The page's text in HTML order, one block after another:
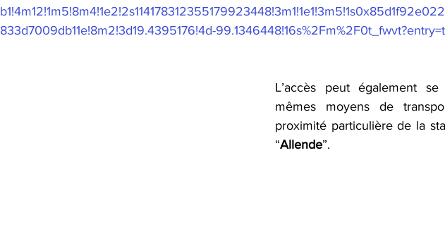
833d7009db11e!8m2!3d19.4395176!4d-
L’accès peut également
mêmes moyens de
proximité particulière de la
“Allende”.